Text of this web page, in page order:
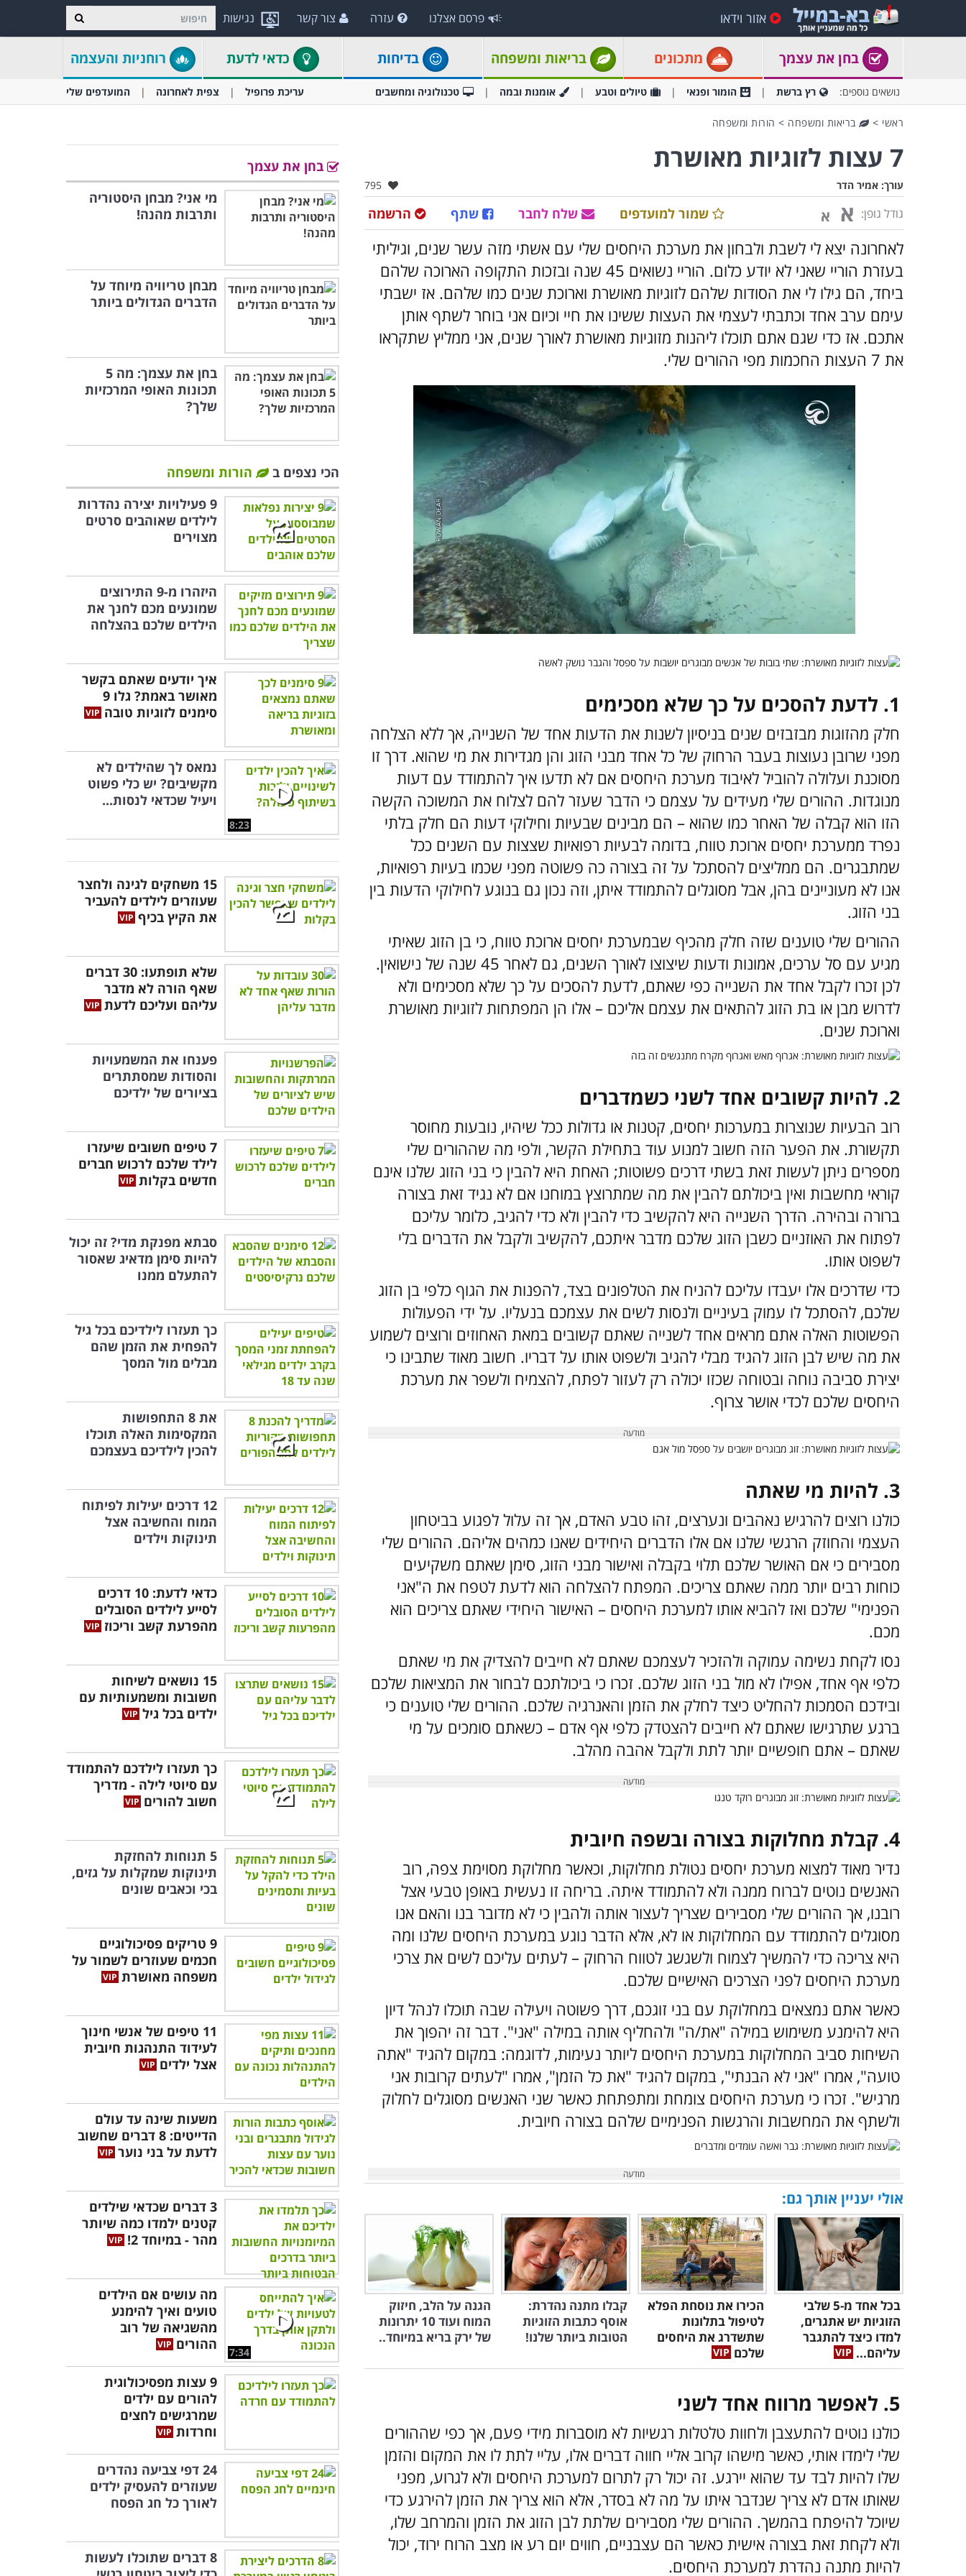
נגישות אזור וידאו פרסם אצלנו עזרה צור קשר
בחן את עצמך מתכונים בריאות ומשפחה בדיחות כדאי לדעת רוחניות והעצמה
נושאים נוספים: רץ ברשת הומור ופנאי טיולים וטבע אומנות ובמה טכנולוגיה ומחשבים עריכת פרופיל צפית לאחרונה המועדפים שלי
ראשי > בריאות ומשפחה > הורות ומשפחה
7 עצות לזוגיות מאושרת
עורך: אמיר הדר אהבו:
795
גודל גופן: א א הרשמה שתף שלח לחבר שמור למועדפים
לאחרונה יצא לי לשבת ולבחון את מערכת היחסים שלי עם אשתי מזה עשר שנים, וגיליתי
בעזרת הוריי שאני לא יודע כלום. הוריי נשואים 45 שנה ובזכות התקופה הארוכה שלהם
ביחד, הם גילו לי את הסודות שלהם לזוגיות מאושרת וארוכת שנים כמו שלהם. אז ישבתי
עימם ערב אחד וכתבתי לעצמי את העצות ששינו את חיי וכיום אני בוחר לשתף אותן
אתכם. אז כדי שגם אתם תוכלו ליהנות מזוגיות מאושרת לאורך שנים, אני ממליץ שתקראו
את 7 העצות החכמות מפי ההורים שלי.
1. לדעת להסכים על כך שלא מסכימים
חלק מהזוגות מבזבזים שנים בניסיון לשנות את הדעות אחד של השנייה, אך ללא הצלחה
מפני שרובן נעוצות בעבר הרחוק של כל אחד מבני הזוג והן מגדירות את מי שהוא. דרך זו
מסוכנת ועלולה להוביל לאיבוד מערכת היחסים אם לא תדעו איך להתמודד עם דעות
מנוגדות. ההורים שלי מעידים על עצמם כי הדבר שעזר להם לצלוח את המשוכה הקשה
הזו הוא קבלה של האחר כמו שהוא – הם מבינים שבעיות וחילוקי דעות הם חלק בלתי
נפרד ממערכת יחסים ארוכת טווח, בדומה לבעיות רפואיות שצצות עם השנים ככל
שמתבגרים. הם ממליצים להסתכל על זה בצורה כה פשוטה מפני שכמו בעיות רפואיות,
אנו לא מעוניינים בהן, אבל מסוגלים להתמודד איתן, וזה נכון גם בנוגע לחילוקי הדעות בין
בני הזוג.
ההורים שלי טוענים שזה חלק מהכיף שבמערכת יחסים ארוכת טווח, כי בן הזוג שאיתי
מגיע עם סל ערכים, אמונות ודעות שיצוצו לאורך השנים, גם לאחר 45 שנה של נישואין.
לכן זכרו לקבל אחד את השנייה כפי שאתם, לדעת להסכים על כך שלא מסכימים ולא
לדרוש מבן או בת הזוג להתאים את עצמם אליכם –אלו הן המפתחות לזוגיות מאושרת
וארוכת שנים.
2. להיות קשובים אחד לשני כשמדברים
רוב הבעיות שנוצרות במערכות יחסים, קטנות או גדולות ככל שיהיו, נובעות מחוסר
תקשורת. את הפער הזה חשוב למנוע עוד בתחילת הקשר, ולפי מה שההורים שלי
מספרים ניתן לעשות זאת בשתי דרכים פשוטות; האחת היא להבין כי בני הזוג שלנו אינם
קוראי מחשבות ואין ביכולתם להבין את מה שמתרוצץ במוחנו אם לא נגיד זאת בצורה
ברורה ובהירה. הדרך השנייה היא להקשיב כדי להבין ולא כדי להגיב, כלומר עליכם
לפתוח את האוזניים כשבן הזוג שלכם מדבר איתכם, להקשיב ולקבל את הדברים בלי
לשפוט אותו.
כדי שדרכים אלו יעבדו עליכם להניח את הטלפונים בצד, להפנות את הגוף כלפי בן הזוג
שלכם, להסתכל לו עמוק בעיניים ולנסות לשים את עצמכם בנעליו. על ידי הפעולות
הפשוטות האלה אתם מראים אחד לשנייה שאתם קשובים במאת האחוזים ורוצים לשמוע
את מה שיש לבן הזוג להגיד מבלי להגיב ולשפוט אותו על דבריו. חשוב מאוד שתבינו כי
יצירת סביבה נוחה ובטוחה שכזו יכולה רק לעזור לפתח, להצמיח ולשפר את מערכת
היחסים שלכם לכדי אושר צרוף.
3. להיות מי שאתה
כולנו רוצים להרגיש נאהבים ונערצים, זהו טבע האדם, אך זה עלול לפגוע בביטחון
העצמי והחוזק הרגשי שלנו אם אלו הדברים היחידים שאנו כמהים אליהם. ההורים שלי
מסבירים כי אם האושר שלכם תלוי בקבלה ואישור מבני הזוג, סימן שאתם משקיעים
כוחות רבים יותר ממה שאתם צריכים. המפתח להצלחה הוא לדעת לטפח את ה"אני
הפנימי" שלכם ואז להביא אותו למערכת היחסים – האישור היחידי שאתם צריכים הוא
מכם.
נסו לקחת נשימה עמוקה ולהזכיר לעצמכם שאתם לא חייבים להצדיק את מי שאתם
כלפי אף אחד, אפילו לא מול בני הזוג שלכם. זכרו כי ביכולתכם לבחור את המציאות שלכם
ובידכם הסמכות להחליט כיצד לחלק את הזמן והאנרגיה שלכם. ההורים שלי טוענים כי
ברגע שתרגישו שאתם לא חייבים להצטדק כלפי אף אדם – כשאתם סומכים על מי
שאתם – אתם חופשיים יותר לתת ולקבל אהבה מהלב.
4. קבלת מחלוקות בצורה ובשפה חיובית
נדיר מאוד למצוא מערכת יחסים נטולת מחלוקות, וכאשר מחלוקת מסוימת צפה, רוב
האנשים נוטים לברוח ממנה ולא להתמודד איתה. בריחה זו נעשית באופן טבעי אצל
רובנו, אך ההורים שלי מסבירים שצריך לעצור אותה ולהבין כי לא מדובר בנו והאם אנו
מסוגלים להתמודד עם המחלוקות או לא, אלא הדבר נוגע במערכת היחסים שלנו ומה
היא צריכה כדי להמשיך לצמוח ולשגשג לטווח הרחוק – לעתים עליכם לשים את צרכי
מערכת היחסים לפני הצרכים האישיים שלכם.
כאשר אתם נמצאים במחלוקת עם בני זוגכם, דרך פשוטה ויעילה שבה תוכלו לנהל דיון
היא להימנע משימוש במילה "את/ה" ולהחליף אותה במילה "אני". דבר זה יהפוך את
השיחות סביב המחלוקות במערכת היחסים ליותר נעימות, לדוגמה: במקום להגיד "אתה
טועה", אמרו "אני לא הבנתי", במקום להגיד "את כל הזמן", אמרו "לעתים קרובות אני
מרגיש". זכרו כי מערכת היחסים צומחת ומתפתחת כאשר שני האנשים מסוגלים לחלוק
ולשתף את המחשבות והרגשות הפנימיים שלהם בצורה חיובית.
אולי יעניין אותך גם:
בכל אחד מ-5 שלבי
הזוגיות יש אתגרים,
למדו כיצד להתגבר
עליהם...
הכירו את נוסחת הפלא
לטיפול בתלונות
שתשדרג את היחסים
שלכם
קבלו מתנה נהדרת:
אוסף כתבות הזוגיות
הטובות ביותר שלנו!
הגנה על הלב, חיזוק
המוח ועוד 10 יתרונות
של ירק בריא במיוחד..
5. לאפשר מרווח אחד לשני
כולנו נוטים להתעצבן ולחוות טלטלות רגשיות לא מוסברות מידי פעם, אך כפי שההורים
שלי לימדו אותי, כאשר מישהו קרוב אליי חווה דברים אלו, עליי לתת לו את המקום והזמן
שלו להיות לבד עד שהוא יירגע. זה יכול רק לתרום למערכת היחסים ולא לגרוע, מפני
שאותו אדם לא צריך שנדבר איתו על מה לא בסדר, אלא הוא צריך את הזמן להירגע כדי
שיוכל להיפתח בהמשך. ההורים שלי מסבירים שלתת לבן הזוג את הזמן והמרחב שלו,
ולא לקחת זאת בצורה אישית כאשר הם עצבניים, חווים יום רע או מצב הרוח ירוד, יכול
להיות מתנה נהדרת למערכת היחסים.
בחן את עצמך
מי אני? מבחן היסטוריה
ותרבות מהנה!
מבחן טריוויה מיוחד על
הדברים הגדולים ביותר
בחן את עצמך: מה 5
תכונות האופי המרכזיות
שלך?
הכי נצפים ב
הורות ומשפחה
9 פעילויות יצירה נהדרות
לילדים שאוהבים סרטים
מצוירים
היזהרו מ-9 התירוצים
שמונעים מכם לחנך את
הילדים שלכם בהצלחה
איך יודעים שאתם בקשר
מאושר באמת? גלו 9
סימנים לזוגיות טובה
8:23
נמאס לך שהילדים לא
מקשיבים? יש כלי פשוט
ויעיל שכדאי לנסות...
15 משחקים לגינה ולחצר
שעוזרים לילדים להעביר
את הקיץ בכיף
שלא תופתעו: 30 דברים
שאף הורה לא מדבר
עליהם ועליכם לדעת
פענחו את המשמעויות
והסודות שמסתתרים
בציורים של ילדיכם
7 טיפים חשובים שיעזרו
לילד שלכם לרכוש חברים
חדשים בקלות
סבתא מפנקת מדי? זה יכול
להיות סימן מדאיג שאסור
להתעלם ממנו
כך תעזרו לילדיכם בכל גיל
להפחית את הזמן שהם
מבלים מול המסך
את 8 התחפושות
המקסימות האלה תוכלו
להכין לילדיכם בעצמכם
12 דרכים יעילות לפיתוח
המוח והחשיבה אצל
תינוקות וילדים
כדאי לדעת: 10 דרכים
לסייע לילדים הסובלים
מהפרעת קשב וריכוז
15 נושאים לשיחות
חשובות ומשמעותיות עם
ילדים בכל גיל
כך תעזרו לילדכם להתמודד
עם סיוטי לילה - מדריך
חשוב להורים
5 תנוחות להחזקת
תינוקות שמקלות על גזים,
בכי וכאבים שונים
9 טריקים פסיכולוגיים
חכמים שעוזרים לשמור על
משפחה מאושרת
11 טיפים של אנשי חינוך
לעידוד התנהגות חיובית
אצל ילדים
משעות שינה עד עולם
הדייטים: 8 דברים שחשוב
לדעת על בני נוער
3 דברים שכדאי שילדים
קטנים ילמדו כמה שיותר
מהר - במיוחד 2!
7:34
מה עושים אם הילדים
טועים ואיך להימנע
מהשגיאה של רוב
ההורים
9 עצות מפסיכולוגית
להורים עם ילדים
שמרגישים לחצים
וחרדות
24 דפי צביעה נהדרים
שעוזרים להעסיק ילדים
לאורך כל חג הפסח
8 דברים שתוכלו לעשות